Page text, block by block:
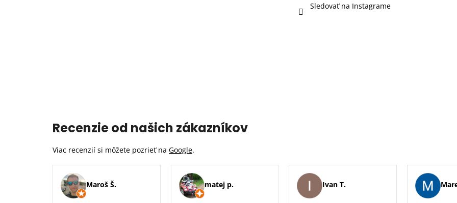
Sledovať na Instagrame
Recenzie od našich zákazníkov
Viac recenzií si môžete pozrieť na Google.
Maroš Š. matej p. Ivan T.